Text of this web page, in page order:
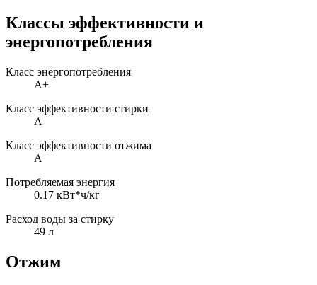
Классы эффективности и
энергопотребления
Класс энергопотребления
A+
Класс эффективности стирки
A
Класс эффективности отжима
A
Потребляемая энергия
0.17 кВт*ч/кг
Расход воды за стирку
49 л
Отжим